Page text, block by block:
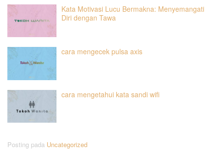
Kata Motivasi Lucu Bermakna: Menyemangati
Diri dengan Tawa
cara mengecek pulsa axis
cara mengetahui kata sandi wifi
Posting pada Uncategorized